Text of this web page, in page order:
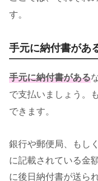
す。
手元に納付書があ
手元に納付書がある
で支払いましょう。
できます。
銀行や郵便局、もし
に記載されている金
に後日納付書が送ら